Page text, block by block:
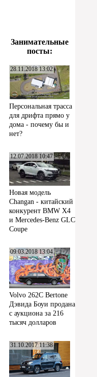
Занимательные
посты:
28.11.2018 13:02
Персональная трасса
для дрифта прямо у
дома - почему бы и
нет?
12.07.2018 10:47
Новая модель
Changan - китайский
конкурент BMW X4
и Mercedes-Benz GLC
Coupe
09.03.2018 13:04
Volvo 262C Bertone
Дэвида Боуи продана
с аукциона за 216
тысяч долларов
31.10.2017 11:38